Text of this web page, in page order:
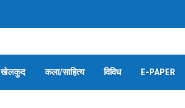
खेलकुद कला/साहित्य विविध E-PAPER